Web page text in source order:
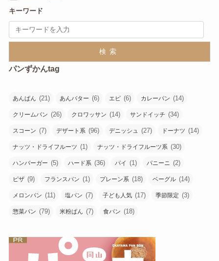
キーワード
検索
パンずかんtag
あんぱん (21) あんバター (6) エピ (6) カレーパン (14)
クリームパン (26) クロワッサン (14) サンドイッチ (34)
スコーン (7) デザート系 (96) デニッシュ (27) ドーナツ (14)
ナッツ・ドライフルーツ (1) ナッツ・ドライフルーツ系 (30)
ハンバーガー (5) ハード系 (36) パイ (1) パニーニ (2)
ピザ (9) フランスパン (1) プレーン系 (18) ベーグル (14)
メロンパン (11) 塩パン (7) 子ども人気 (17) 季節限定 (3)
惣菜パン (79) 米粉ぱん (7) 食パン (18)